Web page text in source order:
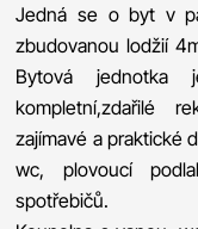
Jedná se o byt v
zbudovanou lodžií
Bytová jednotka
kompletní,zdařilé
zajímavé a praktické
wc, plovoucí
spotřebičů.